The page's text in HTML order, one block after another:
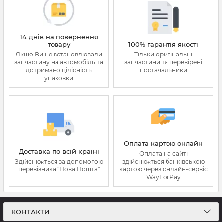
14 днів на повернення
товару
Якщо Ви не встановлювали
запчастину на автомобіль та
дотримано цілісність
упаковки
100% гарантія якості
Тільки оригінальні
запчастини та перевірені
постачальники
Доставка по всій країні
Здійснюється за допомогою
перевізника "Нова Пошта"
Оплата картою онлайн
Оплата на сайті
здійснюється банківською
картою через онлайн-сервіс
WayForPay
КОНТАКТИ